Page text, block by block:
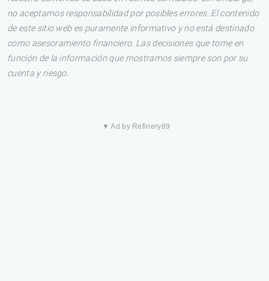
no aceptamos responsabilidad por posibles errores. El contenido
de este sitio web es puramente informativo y no está destinado
como asesoramiento financiero. Las decisiones que tome en
función de la información que mostramos siempre son por su
cuenta y riesgo.
▼ Ad by Refinery89